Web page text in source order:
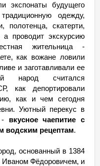
экспонаты будущего
одежду,
полотенца, скатерти,
проводит экскурсию
жительница -
как вожане ловили
и заготавливали ее
народ считался
как депортировали
как и чем сегодня
Уютный перекус в
- вкусное чаепитие с
водским рецептам.
основанный в 1384
Иваном Фёдоровичем, и